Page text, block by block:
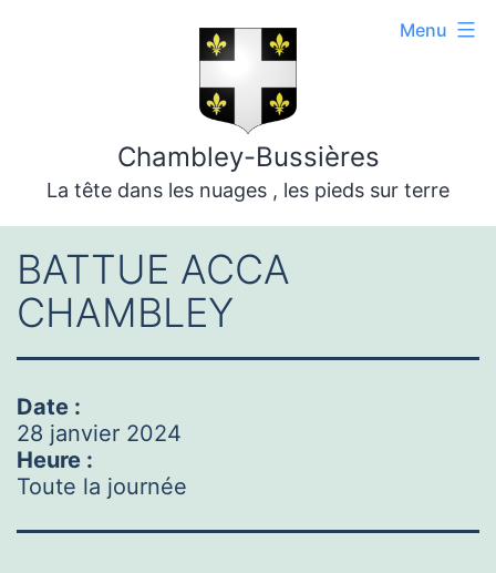
Chambley-Bussières
La tête dans les nuages , les pieds sur terre
Menu
BATTUE ACCA
CHAMBLEY
Date :
28 janvier 2024
Heure :
Toute la journée